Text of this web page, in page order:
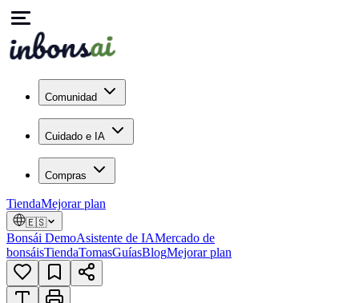
Comunidad
Cuidado e IA
Compras
TiendaMejorar plan
🇪🇸
Bonsái DemoAsistente de IAMercado de
bonsáisTiendaTomasGuíasBlogMejorar plan